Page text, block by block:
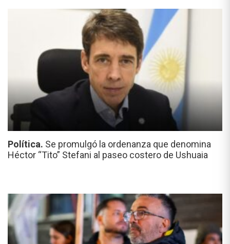
Política. Se promulgó la ordenanza que denomina
Héctor “Tito” Stefani al paseo costero de Ushuaia